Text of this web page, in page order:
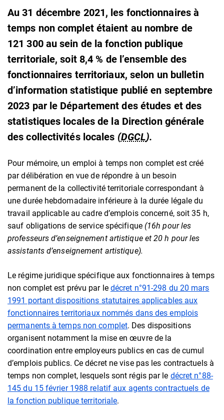
Au 31 décembre 2021, les fonctionnaires à
temps non complet étaient au nombre de
121 300 au sein de la fonction publique
territoriale, soit 8,4 % de l’ensemble des
fonctionnaires territoriaux, selon un bulletin
d’information statistique publié en septembre
2023 par le Département des études et des
statistiques locales de la Direction générale
des collectivités locales (DGCL).
Pour mémoire, un emploi à temps non complet est créé
par délibération en vue de répondre à un besoin
permanent de la collectivité territoriale correspondant à
une durée hebdomadaire inférieure à la durée légale du
travail applicable au cadre d’emplois concerné, soit 35 h,
sauf obligations de service spécifique (16h pour les
professeurs d’enseignement artistique et 20 h pour les
assistants d’enseignement artistique).
Le régime juridique spécifique aux fonctionnaires à temps
non complet est prévu par le décret n°91-298 du 20 mars
1991 portant dispositions statutaires applicables aux
fonctionnaires territoriaux nommés dans des emplois
permanents à temps non complet. Des dispositions
organisent notamment la mise en œuvre de la
coordination entre employeurs publics en cas de cumul
d’emplois publics. Ce décret ne vise pas les contractuels à
temps non complet, lesquels sont régis par le décret n°88-
145 du 15 février 1988 relatif aux agents contractuels de
la fonction publique territoriale.